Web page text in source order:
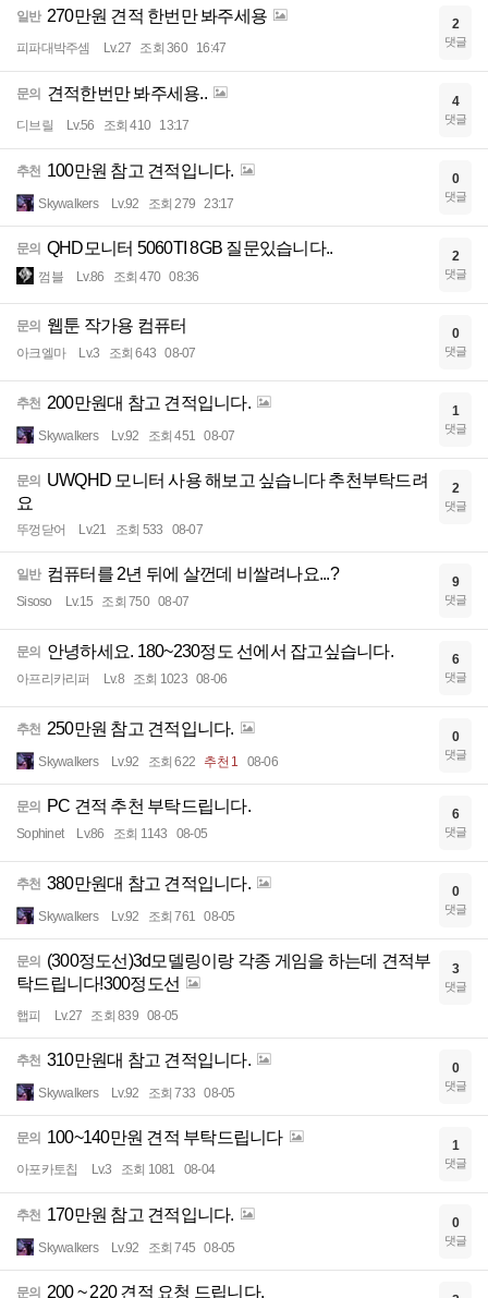
일반 270만원 견적 한번만 봐주세용
피파대박주셈 Lv.27 조회 360 16:47
2
댓글
문의 견적한번만 봐주세용..
디브릴 Lv.56 조회 410 13:17
4
댓글
추천 100만원 참고 견적입니다.
Skywalkers Lv.92 조회 279 23:17
0
댓글
문의 QHD모니터 5060TI 8GB 질문있습니다..
껌블 Lv.86 조회 470 08:36
2
댓글
문의 웹툰 작가용 컴퓨터
아크엘마 Lv.3 조회 643 08-07
0
댓글
추천 200만원대 참고 견적입니다.
Skywalkers Lv.92 조회 451 08-07
1
댓글
문의 UWQHD 모니터 사용 해보고 싶습니다 추천부탁드려
요
뚜껑닫어 Lv.21 조회 533 08-07
2
댓글
일반 컴퓨터를 2년 뒤에 살껀데 비쌀려나요...?
Sisoso Lv.15 조회 750 08-07
9
댓글
문의 안녕하세요. 180~230정도 선에서 잡고싶습니다.
아프리카리퍼 Lv.8 조회 1023 08-06
6
댓글
추천 250만원 참고 견적입니다.
Skywalkers Lv.92 조회 622 추천 1 08-06
0
댓글
문의 PC 견적 추천 부탁드립니다.
Sophinet Lv.86 조회 1143 08-05
6
댓글
추천 380만원대 참고 견적입니다.
Skywalkers Lv.92 조회 761 08-05
0
댓글
문의 (300정도선)3d모델링이랑 각종 게임을 하는데 견적부
탁드립니다!300정도선
햅피 Lv.27 조회 839 08-05
3
댓글
추천 310만원대 참고 견적입니다.
Skywalkers Lv.92 조회 733 08-05
0
댓글
문의 100~140만원 견적 부탁드립니다
아포카토칩 Lv.3 조회 1081 08-04
1
댓글
추천 170만원 참고 견적입니다.
Skywalkers Lv.92 조회 745 08-05
0
댓글
문의 200 ~ 220 견적 요청 드립니다.